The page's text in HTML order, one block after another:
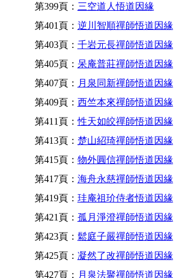
第399頁： 三空道人悟道因緣
第401頁： 逆川智順禪師悟道因緣
第403頁： 千岩元長禪師悟道因緣
第405頁： 呆庵普莊禪師悟道因緣
第407頁： 月泉同新禪師悟道因緣
第409頁： 西竺本來禪師悟道因緣
第411頁：性天如皎禪師悟道因緣
第413頁： 楚山紹琦禪師悟道因緣
第415頁： 物外圓信禪師悟道因緣
第417頁： 海舟永慈禪師悟道因緣
第419頁： 珪庵祖玠侍者悟道因緣
第421頁： 孤月淨澄禪師悟道因緣
第423頁： 鬆庭子嚴禪師悟道因緣
第425頁： 凝然了改禪師悟道因緣
第427頁： 月泉法聚禪師悟道因緣